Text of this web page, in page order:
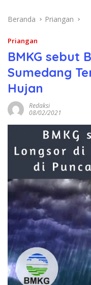
Beranda Priangan
Priangan
BMKG sebut
Sumedang
Hujan
Redaksi
08/02/2021